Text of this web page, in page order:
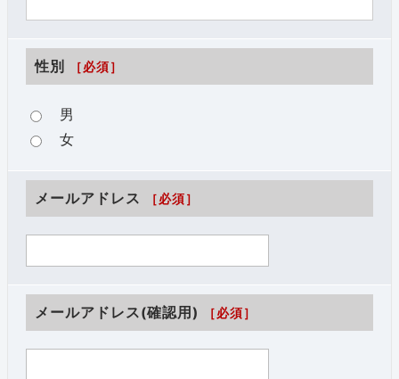
性別 ［必須］
男
女
メールアドレス ［必須］
メールアドレス(確認用) ［必須］